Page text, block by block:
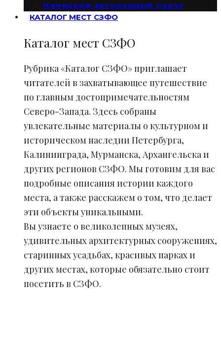
Ненецкий автономный округ
КАТАЛОГ МЕСТ СЗФО
Каталог мест СЗФО
Рубрика «Каталог СЗФО» приглашает
читателей в захватывающее путешествие
по главным достопримечательностям
Северо-Запада. Здесь собраны
увлекательные материалы о культурном и
историческом наследии Петербурга,
Калининграда, Мурманска, Архангельска и
других регионов СЗФО. Мы готовим для вас
подробные описания истории каждого
места, а также расскажем о том, что делает
эти объекты уникальными.
Вы узнаете о великолепных музеях,
удивительных архитектурных сооружениях,
старинных усадьбах, красивых парках и
других местах, которые обязательно стоит
посетить в СЗФО.